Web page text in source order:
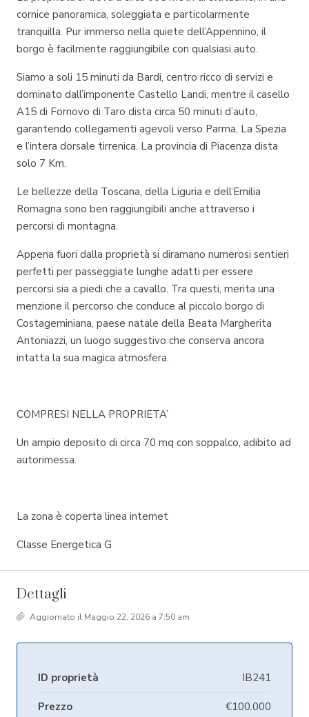
cornice panoramica, soleggiata e particolarmente
tranquilla. Pur immerso nella quiete dell’Appennino, il
borgo è facilmente raggiungibile con qualsiasi auto.
Siamo a soli 15 minuti da Bardi, centro ricco di servizi e
dominato dall’imponente Castello Landi, mentre il casello
A15 di Fornovo di Taro dista circa 50 minuti d’auto,
garantendo collegamenti agevoli verso Parma, La Spezia
e l’intera dorsale tirrenica. La provincia di Piacenza dista
solo 7 Km.
Le bellezze della Toscana, della Liguria e dell’Emilia
Romagna sono ben raggiungibili anche attraverso i
percorsi di montagna.
Appena fuori dalla proprietà si diramano numerosi sentieri
perfetti per passeggiate lunghe adatti per essere
percorsi sia a piedi che a cavallo. Tra questi, merita una
menzione il percorso che conduce al piccolo borgo di
Costageminiana, paese natale della Beata Margherita
Antoniazzi, un luogo suggestivo che conserva ancora
intatta la sua magica atmosfera.
COMPRESI NELLA PROPRIETA’
Un ampio deposito di circa 70 mq con soppalco, adibito ad
autorimessa.
La zona è coperta linea internet
Classe Energetica G
Dettagli
Aggiornato il Maggio 22, 2026 a 7:50 am
ID proprietà IB241
Prezzo €100.000